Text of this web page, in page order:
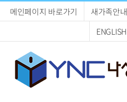
메인페이지 바로가기 새가족안내
ENGLISH